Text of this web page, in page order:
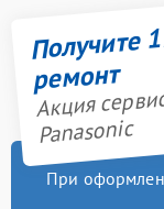
Получите
ремонт
Акция
Panasonic
При